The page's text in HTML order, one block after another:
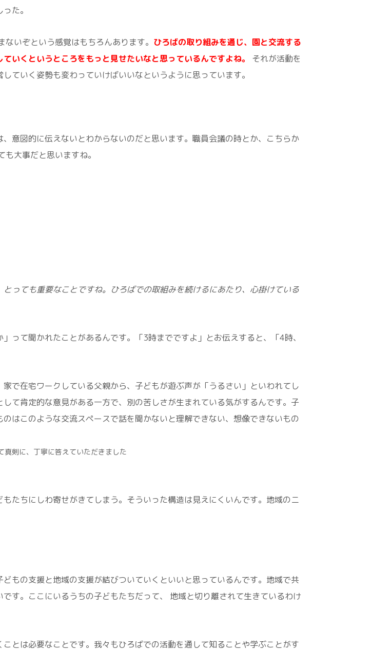
た。
いぞという感覚はもちろんあります。 ひろばの取り組みを通じ、園と交流する
いくというところをもっと見せたいなと思っているんですよね。
それが活動を
ていく姿勢も変わっていけばいいなというように思っています。
意図的に伝えないとわからないのだと思います。職員会議の時とか、こちらか
大事だと思いますね。
ても重要なことですね。ひろばでの取組みを続けるにあたり、心掛けている
って聞かれたことがあるんです。「3時までですよ」とお伝えすると、「4時、
で在宅ワークしている父親から、子どもが遊ぶ声が「うるさい」といわれてし
て肯定的な意見がある一方で、別の苦しさが生まれている気がするんです。子
はこのような交流スペースで話を聞かないと理解できない、想像できないもの
真剣に、丁寧に答えていただきました
たちにしわ寄せがきてしまう。そういった構造は見えにくいんです。地域のニ
もの支援と地域の支援が結びついていくといいと思っているんです。地域で共
す。ここにいるうちの子どもたちだって、 地域と切り離されて生きているわけ
とは必要なことです。我々もひろばでの活動を通して知ることや学ぶことがす